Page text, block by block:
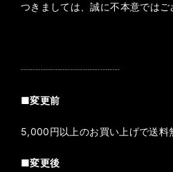
つきましては、誠に不本意では
┈┈┈┈┈┈┈┈┈┈
■変更前
5,000円以上のお買い上げで送料
■変更後